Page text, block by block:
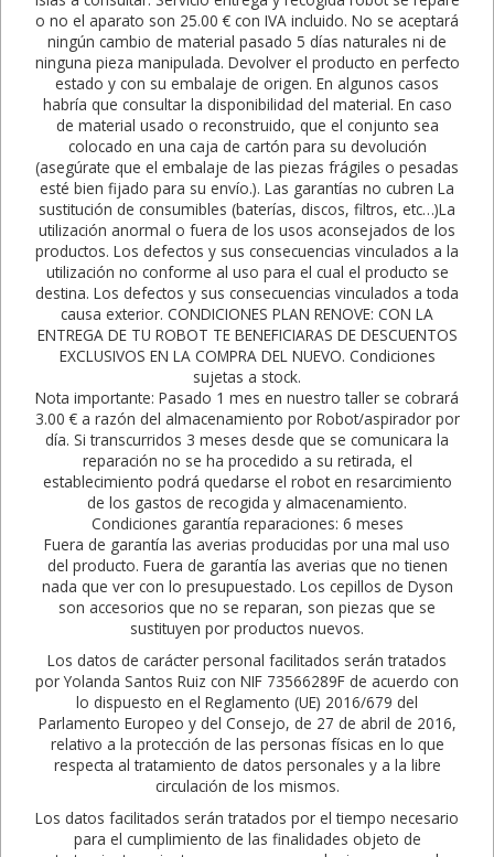
o no el aparato son 25.00 € con IVA incluido. No se aceptará
ningún cambio de material pasado 5 días naturales ni de
ninguna pieza manipulada. Devolver el producto en perfecto
estado y con su embalaje de origen. En algunos casos
habría que consultar la disponibilidad del material. En caso
de material usado o reconstruido, que el conjunto sea
colocado en una caja de cartón para su devolución
(asegúrate que el embalaje de las piezas frágiles o pesadas
esté bien fijado para su envío.). Las garantías no cubren La
sustitución de consumibles (baterías, discos, filtros, etc…)La
utilización anormal o fuera de los usos aconsejados de los
productos. Los defectos y sus consecuencias vinculados a la
utilización no conforme al uso para el cual el producto se
destina. Los defectos y sus consecuencias vinculados a toda
causa exterior. CONDICIONES PLAN RENOVE: CON LA
ENTREGA DE TU ROBOT TE BENEFICIARAS DE DESCUENTOS
EXCLUSIVOS EN LA COMPRA DEL NUEVO. Condiciones
sujetas a stock.
Nota importante: Pasado 1 mes en nuestro taller se cobrará
3.00 € a razón del almacenamiento por Robot/aspirador por
día. Si transcurridos 3 meses desde que se comunicara la
reparación no se ha procedido a su retirada, el
establecimiento podrá quedarse el robot en resarcimiento
de los gastos de recogida y almacenamiento.
Condiciones garantía reparaciones: 6 meses
Fuera de garantía las averias producidas por una mal uso
del producto. Fuera de garantía las averias que no tienen
nada que ver con lo presupuestado. Los cepillos de Dyson
son accesorios que no se reparan, son piezas que se
sustituyen por productos nuevos.
Los datos de carácter personal facilitados serán tratados
por Yolanda Santos Ruiz con NIF 73566289F de acuerdo con
lo dispuesto en el Reglamento (UE) 2016/679 del
Parlamento Europeo y del Consejo, de 27 de abril de 2016,
relativo a la protección de las personas físicas en lo que
respecta al tratamiento de datos personales y a la libre
circulación de los mismos.
Los datos facilitados serán tratados por el tiempo necesario
para el cumplimiento de las finalidades objeto de